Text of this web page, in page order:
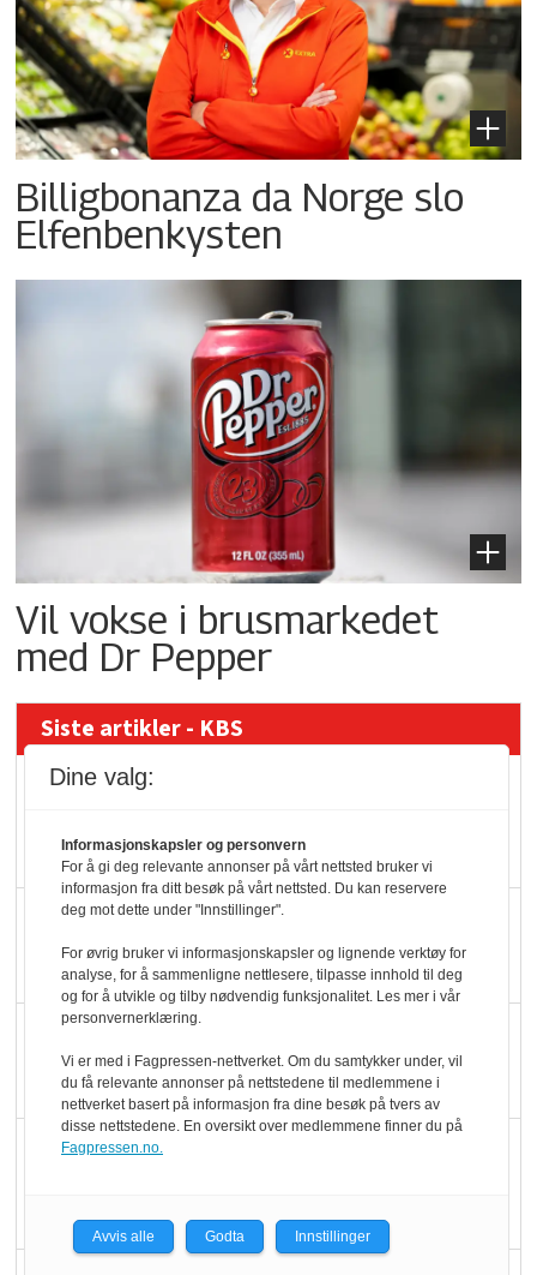
Billigbonanza da Norge slo
Elfenbenkysten
Vil vokse i brusmarkedet
med Dr Pepper
Siste artikler - KBS
velger ladestopp
Ti bensinstasjoner
legger ned hver måned
oktan
serveringstilbud
Dine valg:
Informasjonskapsler og personvern
For å gi deg relevante annonser på vårt nettsted bruker vi
informasjon fra ditt besøk på vårt nettsted. Du kan reservere
deg mot dette under "Innstillinger".
For øvrig bruker vi informasjonskapsler og lignende verktøy for
analyse, for å sammenligne nettlesere, tilpasse innhold til deg
og for å utvikle og tilby nødvendig funksjonalitet. Les mer i vår
personvernerklæring.
Vi er med i Fagpressen-nettverket. Om du samtykker under, vil
du få relevante annonser på nettstedene til medlemmene i
nettverket basert på informasjon fra dine besøk på tvers av
disse nettstedene. En oversikt over medlemmene finner du på
Fagpressen.no.
Avvis alle Godta Innstillinger